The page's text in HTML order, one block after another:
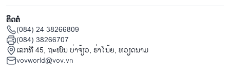
ຕິດຕໍ່
(084) 24 38266809
(084) 38266707
ເລກທີ 45, ຖະໜົນ ບ່າ​ຈ້ຽວ, ຮ່າ​ໂນ້ຍ, ຫວຽດນາມ
vovworld@vov.vn